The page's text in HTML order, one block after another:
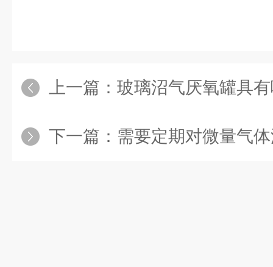
上一篇： 玻璃沼气厌氧罐具
下一篇： 需要定期对微量气